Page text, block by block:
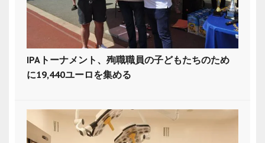
IPAトーナメント、殉職職員の子どもたちのため
に19,440ユーロを集める